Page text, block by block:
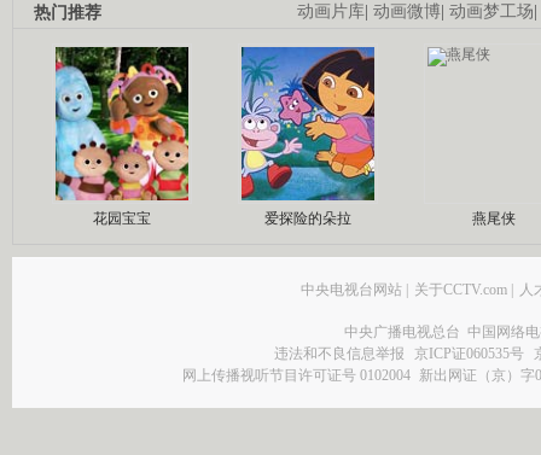
动画片库| 动画微博| 动画梦工场|
热门推荐
花园宝宝 爱探险的朵拉 燕尾侠
中央电视台网站 | 关于CCTV.com | 人
中央广播电视总台 中国网络
违法和不良信息举报
京ICP证060535号
网上传播视听节目许可证号 0102004 新出网证（京）